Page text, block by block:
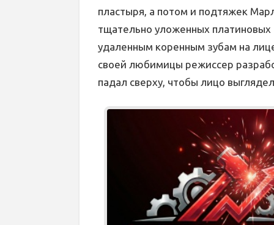
пластыря, а потом и подтяжек
тщательно уложенных
удаленным коренным зубам на
своей любимицы режиссер
падал сверху, чтобы лицо